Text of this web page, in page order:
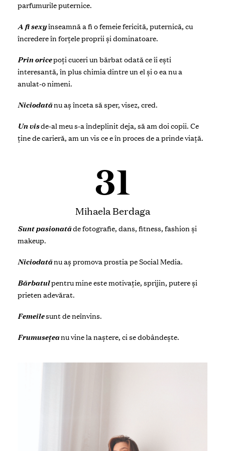
parfumurile puternice.
A fi sexyînseamnă a fi o femeie fericită, puternică, cu
încredere în forțele proprii și dominatoare.
Prin oricepoți cuceriun bărbatodată ce îi ești
interesantă, în plus chimia dintre un el și o ea nu a
anulat-o nimeni.
Niciodatănu aș înceta să sper, visez, cred.
Un visde-al meus-a îndeplinit deja, să am doi copii. Ce
ține de carieră, am un vis ce e în proces de a prinde viață.
31
Mihaela Berdaga
Sunt pasionatăde fotografie, dans, fitness, fashion şi
makeup.
Niciodatănu aș promova prostia pe Social Media.
Bărbatulpentru mineeste motivație, sprijin, putere şi
prieten adevărat.
Femeilesunt de neînvins.
Frumusețeanu vine la naștere, ci se dobândește.